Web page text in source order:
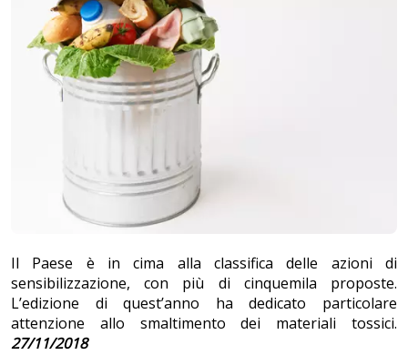
Il Paese è in cima alla classifica delle azioni di
sensibilizzazione, con più di cinquemila proposte.
L’edizione di quest’anno ha dedicato particolare
attenzione allo smaltimento dei materiali tossici.
27/11/2018